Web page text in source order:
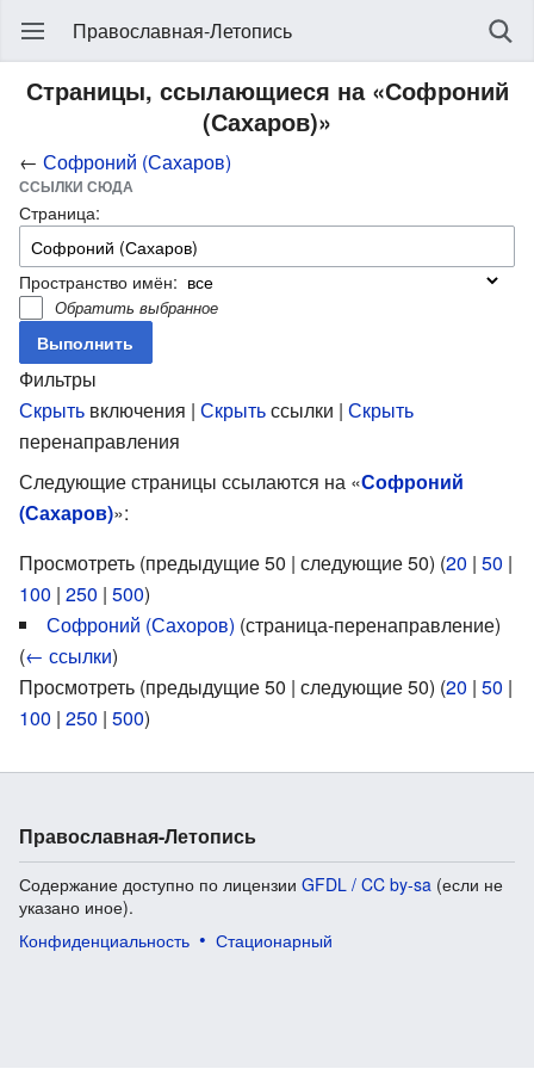
Православная-Летопись
Страницы, ссылающиеся на «Софроний
(Сахаров)»
← Софроний (Сахаров)
ССЫЛКИ СЮДА
Страница:
Пространство имён:
Обратить выбранное
Фильтры
Скрыть включения | Скрытьссылки | Скрыть
перенаправления
Следующие страницы ссылаются на «Софроний
(Сахаров)»:
Просмотреть (предыдущие 50 | следующие 50) (20 | 50 |
100 | 250 | 500)
Софроний (Сахоров) (страница-перенаправление) ‎
(← ссылки)
Просмотреть (предыдущие 50 | следующие 50) (20 | 50 |
100 | 250 | 500)
Православная-Летопись
Содержание доступно по лицензии GFDL / CC by-sa (если не
указано иное).
Конфиденциальность
Стационарный